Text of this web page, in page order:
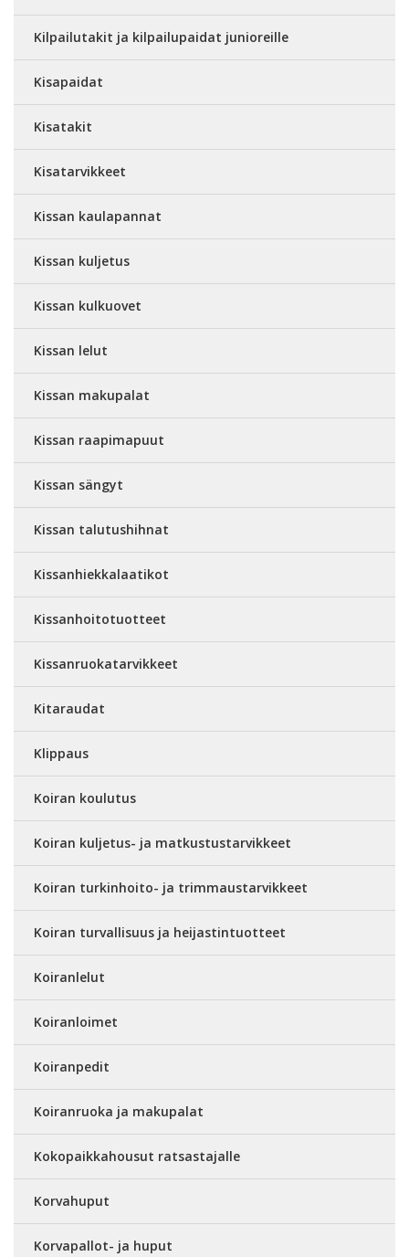
Kilpailutakit ja kilpailupaidat junioreille
Kisapaidat
Kisatakit
Kisatarvikkeet
Kissan kaulapannat
Kissan kuljetus
Kissan kulkuovet
Kissan lelut
Kissan makupalat
Kissan raapimapuut
Kissan sängyt
Kissan talutushihnat
Kissanhiekkalaatikot
Kissanhoitotuotteet
Kissanruokatarvikkeet
Kitaraudat
Klippaus
Koiran koulutus
Koiran kuljetus- ja matkustustarvikkeet
Koiran turkinhoito- ja trimmaustarvikkeet
Koiran turvallisuus ja heijastintuotteet
Koiranlelut
Koiranloimet
Koiranpedit
Koiranruoka ja makupalat
Kokopaikkahousut ratsastajalle
Korvahuput
Korvapallot- ja huput